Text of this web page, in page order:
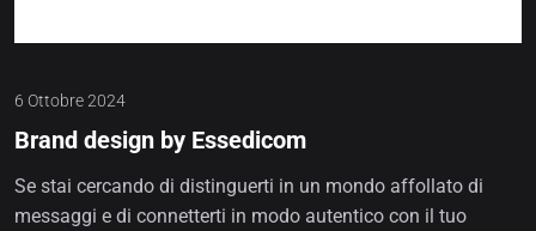
6 Ottobre 2024
Brand design by Essedicom
Se stai cercando di distinguerti in un mondo affollato di
messaggi e di connetterti in modo autentico con il tuo